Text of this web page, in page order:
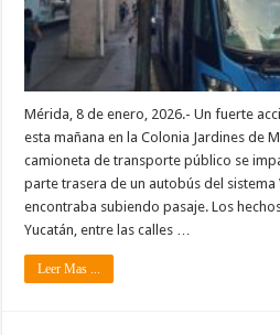
Mérida, 8 de enero, 2026.- Un fuerte
esta mañana en la Colonia Jardines de
camioneta de transporte público se
parte trasera de un autobús del sistema
encontraba subiendo pasaje. Los
Yucatán, entre las calles …
Leer Mas ...